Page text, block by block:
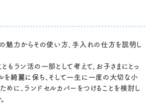
魅力からその使い方、手入れの仕方を説明し
もラン活の一部として考えて、お子さまにとっ
を綺麗に保ち、そして一生に一度の大切な小
に、ランドセルカバーをつけることを検討し